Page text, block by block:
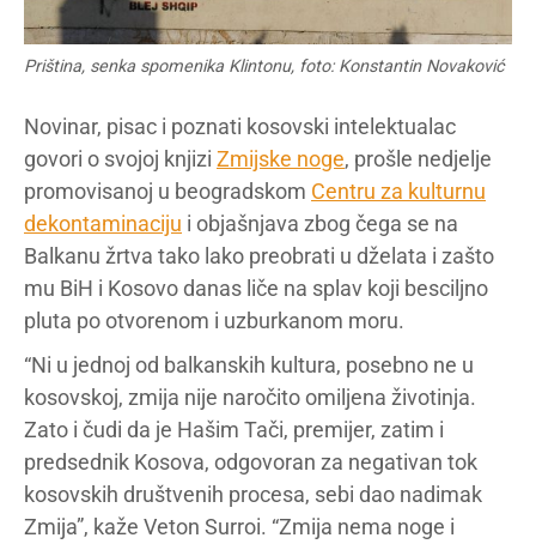
Priština, senka spomenika Klintonu, foto: Konstantin Novaković
Novinar, pisac i poznati kosovski intelektualac
govori o svojoj knjizi Zmijske noge, prošle nedjelje
promovisanoj u beogradskom Centru za kulturnu
dekontaminaciju i objašnjava zbog čega se na
Balkanu žrtva tako lako preobrati u dželata i zašto
mu BiH i Kosovo danas liče na splav koji besciljno
pluta po otvorenom i uzburkanom moru.
“Ni u jednoj od balkanskih kultura, posebno ne u
kosovskoj, zmija nije naročito omiljena životinja.
Zato i čudi da je Hašim Tači, premijer, zatim i
predsednik Kosova, odgovoran za negativan tok
kosovskih društvenih procesa, sebi dao nadimak
Zmija”, kaže Veton Surroi. “Zmija nema noge i